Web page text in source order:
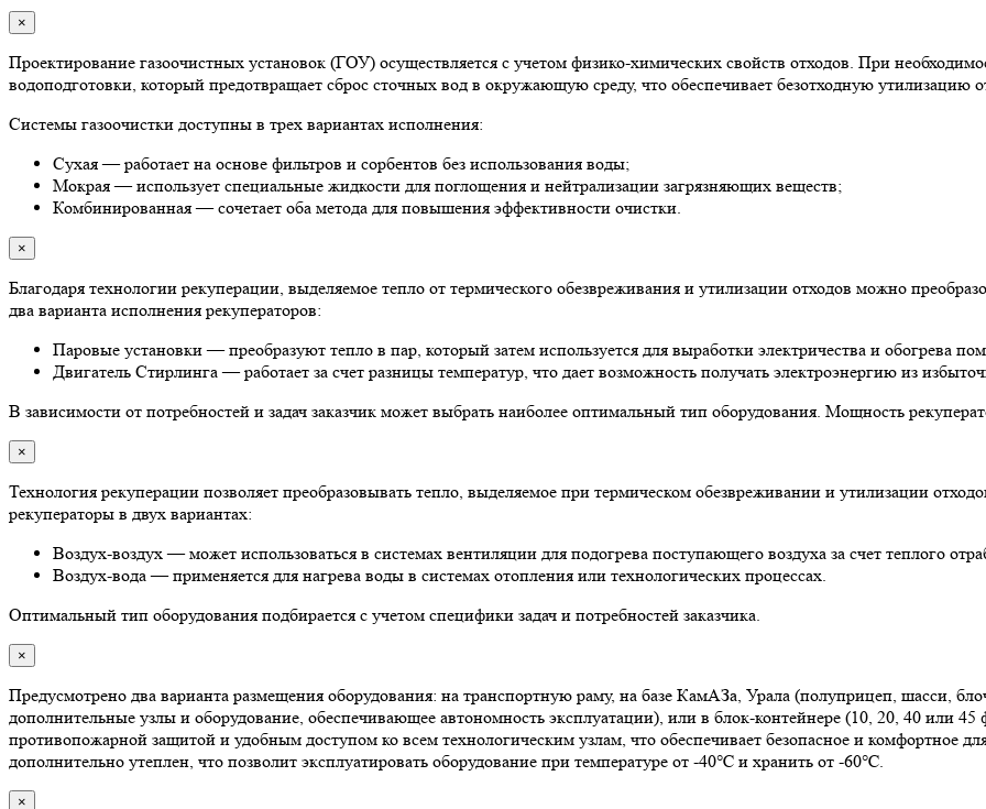
×
Проектирование газоочистных установок (ГОУ) осуществляется с учетом физико-химических свойств отходов. При
водоподготовки, который предотвращает сброс сточных вод в окружающую среду, что обеспечивает безотходную утилизацию
Системы газоочистки доступны в трех вариантах исполнения:
Сухая — работает на основе фильтров и сорбентов без использования воды;
Мокрая — использует специальные жидкости для поглощения и нейтрализации загрязняющих веществ;
Комбинированная — сочетает оба метода для повышения эффективности очистки.
×
Благодаря технологии рекуперации, выделяемое тепло от термического обезвреживания и утилизации отходов можно
два варианта исполнения рекуператоров:
Паровые установки — преобразуют тепло в пар, который затем используется для выработки электричества и обогрева
Двигатель Стирлинга — работает за счет разницы температур, что дает возможность получать электроэнергию из
В зависимости от потребностей и задач заказчик может выбрать наиболее оптимальный тип оборудования. Мощность
×
Технология рекуперации позволяет преобразовывать тепло, выделяемое при термическом обезвреживании и утилизации
рекуператоры в двух вариантах:
Воздух-воздух — может использоваться в системах вентиляции для подогрева поступающего воздуха за счет теплого
Воздух-вода — применяется для нагрева воды в системах отопления или технологических процессах.
Оптимальный тип оборудования подбирается с учетом специфики задач и потребностей заказчика.
×
Предусмотрено два варианта размещения оборудования: на транспортную раму, на базе КамАЗа, Урала (полуприцеп, шасси,
дополнительные узлы и оборудование, обеспечивающее автономность эксплуатации), или в блок-контейнере (10, 20, 40 или
противопожарной защитой и удобным доступом ко всем технологическим узлам, что обеспечивает безопасное и комфортное
дополнительно утеплен, что позволит эксплуатировать оборудование при температуре от -40℃ и хранить от -60℃.
×